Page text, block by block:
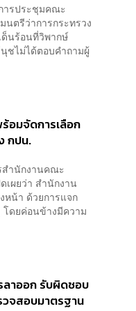
ารประชุมคณะ
ตรีว่าการกระทรวง
ด็นร้อนที่วิพากษ์
ชไม่ได้ตอบคำถามผู้
อมจัดการเลือก
กปน.
สำนักงานคณะ
เผยว่า สำนักงาน
หน้า ด้วยการแจก
โดยค่อนข้างมีความ
ลาออก รับผิดชอบ
จสอบมาตรฐาน